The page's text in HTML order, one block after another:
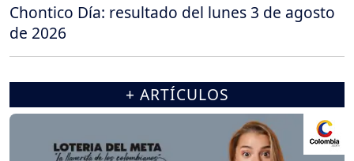
Chontico Día: resultado del lunes 3 de agosto
de 2026
+ ARTÍCULOS